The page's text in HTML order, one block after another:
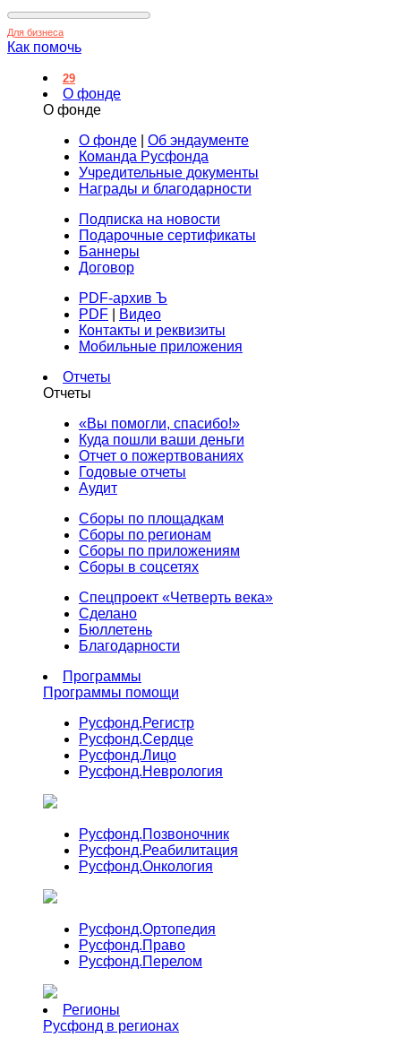
Для бизнеса
Как помочь
29
О фонде
О фонде
О фонде
Об эндаументе
Команда Русфонда
Учредительные документы
Награды и благодарности
Подписка на новости
Подарочные сертификаты
Баннеры
Договор
PDF-архив Ъ
PDF
Видео
Контакты и реквизиты
Мобильные приложения
Отчеты
Отчеты
«Вы помогли, спасибо!»
Куда пошли ваши деньги
Отчет о пожертвованиях
Годовые отчеты
Аудит
Сборы по площадкам
Сборы по регионам
Сборы по приложениям
Сборы в соцсетях
Спецпроект «Четверть века»
Сделано
Бюллетень
Благодарности
Программы
Программы помощи
Русфонд.Регистр
Русфонд.Сердце
Русфонд.Лицо
Русфонд.Неврология
Русфонд.Позвоночник
Русфонд.Реабилитация
Русфонд.Онкология
Русфонд.Ортопедия
Русфонд.Право
Русфонд.Перелом
Регионы
Русфонд в регионах